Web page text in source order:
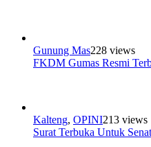
Gunung Mas228 views
FKDM Gumas Resmi
Kalteng, OPINI213 views
Surat Terbuka Untuk